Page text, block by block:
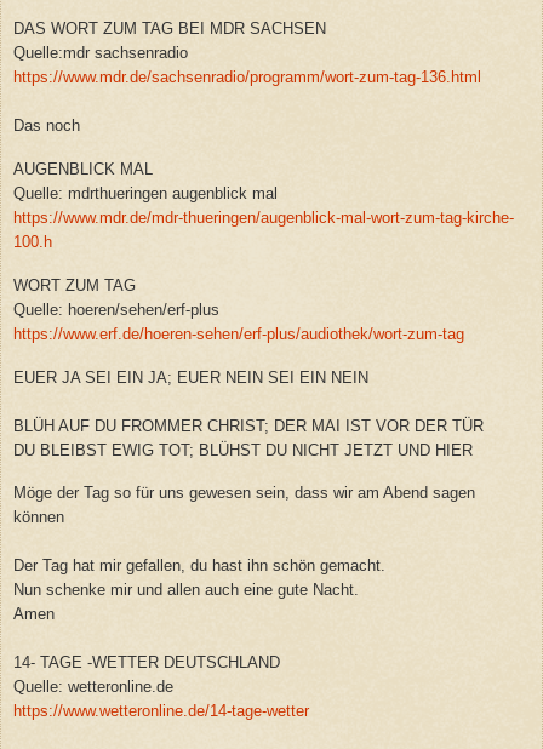
DAS WORT ZUM TAG BEI MDR SACHSEN
Quelle:mdr sachsenradio
https://www.mdr.de/sachsenradio/programm/wort-zum-tag-136.html
Das noch
AUGENBLICK MAL
Quelle: mdrthueringen augenblick mal
https://www.mdr.de/mdr-thueringen/augenblick-mal-wort-zum-tag-kirche-
100.h
WORT ZUM TAG
Quelle: hoeren/sehen/erf-plus
https://www.erf.de/hoeren-sehen/erf-plus/audiothek/wort-zum-tag
EUER JA SEI EIN JA; EUER NEIN SEI EIN NEIN
BLÜH AUF DU FROMMER CHRIST; DER MAI IST VOR DER TÜR
DU BLEIBST EWIG TOT; BLÜHST DU NICHT JETZT UND HIER
Möge der Tag so für uns gewesen sein, dass wir am Abend sagen
können
Der Tag hat mir gefallen, du hast ihn schön gemacht.
Nun schenke mir und allen auch eine gute Nacht.
Amen
14- TAGE -WETTER DEUTSCHLAND
Quelle: wetteronline.de
https://www.wetteronline.de/14-tage-wetter